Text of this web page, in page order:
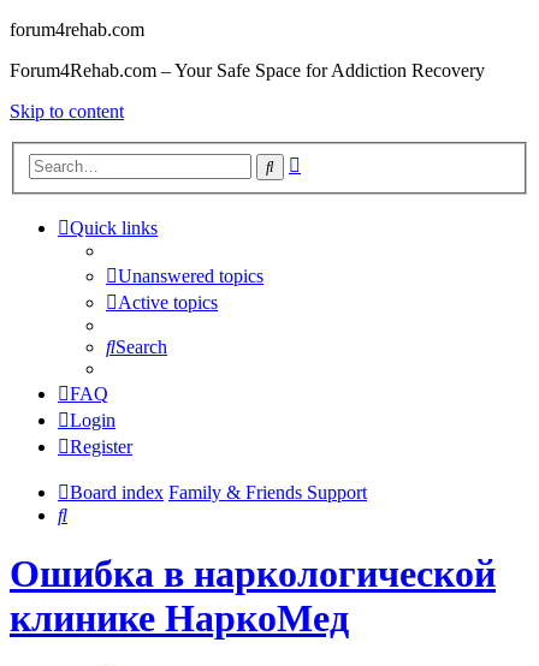
forum4rehab.com
Forum4Rehab.com – Your Safe Space for Addiction Recovery
Skip to content
Search
Quick links
Unanswered topics
Active topics
Search
FAQ
Login
Register
Board index Family & Friends Support
Search
Ошибка в наркологической
клинике НаркоМед